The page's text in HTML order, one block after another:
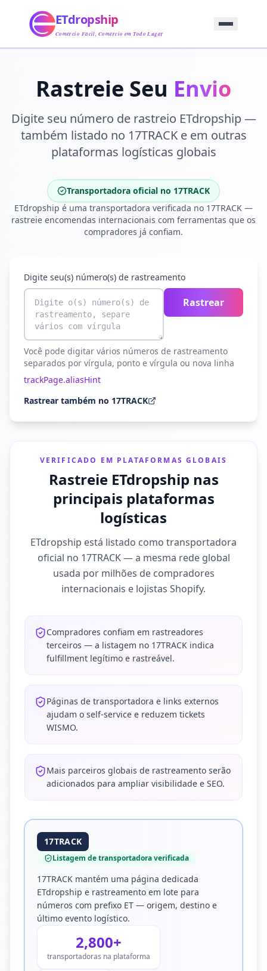
Abastecimento
Serviço
Produto
Entre em Contato
ETdropship
Comércio Fácil, Comércio em Todo Lugar
Rastreie Seu Envio
Digite seu número de rastreio ETdropship —
também listado no 17TRACK e em outras
plataformas logísticas globais
Transportadora oficial no 17TRACK
ETdropship é uma transportadora verificada no 17TRACK —
rastreie encomendas internacionais com ferramentas que os
compradores já confiam.
Digite seu(s) número(s) de rastreamento
Rastrear
Você pode digitar vários números de rastreamento
separados por vírgula, ponto e vírgula ou nova linha
trackPage.aliasHint
Rastrear também no 17TRACK
VERIFICADO EM PLATAFORMAS GLOBAIS
Rastreie ETdropship nas
principais plataformas
logísticas
ETdropship está listado como transportadora
oficial no 17TRACK — a mesma rede global
usada por milhões de compradores
internacionais e lojistas Shopify.
Compradores confiam em rastreadores
terceiros — a listagem no 17TRACK indica
fulfillment legítimo e rastreável.
Páginas de transportadora e links externos
ajudam o self-service e reduzem tickets
WISMO.
Mais parceiros globais de rastreamento serão
adicionados para ampliar visibilidade e SEO.
17TRACK
Listagem de transportadora verificada
17TRACK mantém uma página dedicada
ETdropship e rastreamento em lote para
números com prefixo ET — origem, destino e
último evento logístico.
2,800+
transportadoras na plataforma